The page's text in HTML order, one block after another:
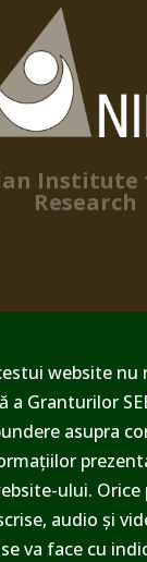
Institute
Research
website nu
a Granturilor
asupra
ului. Orice
audio și
va face cu